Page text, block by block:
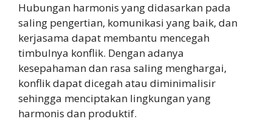
Hubungan harmonis yang didasarkan pada
saling pengertian, komunikasi yang baik, dan
kerjasama dapat membantu mencegah
timbulnya konflik. Dengan adanya
kesepahaman dan rasa saling menghargai,
konflik dapat dicegah atau diminimalisir
sehingga menciptakan lingkungan yang
harmonis dan produktif.